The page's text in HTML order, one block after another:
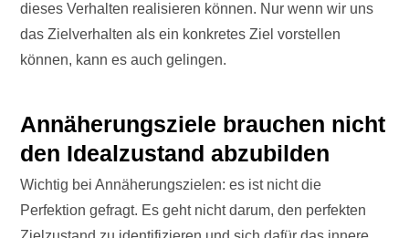
dieses Verhalten realisieren können. Nur wenn wir uns
das Zielverhalten als ein konkretes Ziel vorstellen
können, kann es auch gelingen.
Annäherungsziele brauchen nicht
den Idealzustand abzubilden
Wichtig bei Annäherungszielen: es ist nicht die
Perfektion gefragt. Es geht nicht darum, den perfekten